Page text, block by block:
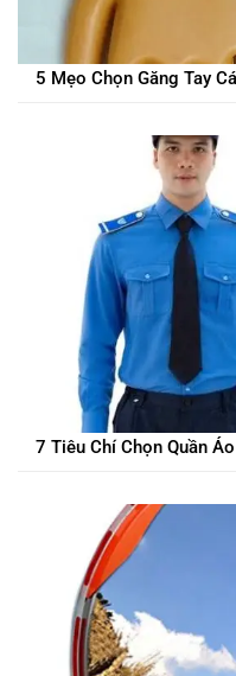
5 Mẹo Chọn Găng Tay
7 Tiêu Chí Chọn Quần